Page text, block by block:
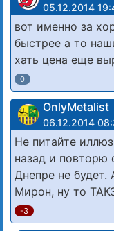
05.12.2014
вот именно за
быстрее а то
хать цена еще
0
OnlyMetalist
06.12.2014
Не питайте
назад и повторю
Днепре не будет.
Мирон, ну то
-3